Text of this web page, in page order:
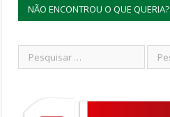
NÃO ENCONTROU O QUE QUERIA?